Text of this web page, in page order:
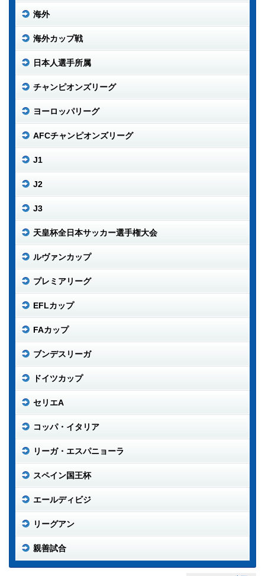
海外
海外カップ戦
日本人選手所属
チャンピオンズリーグ
ヨーロッパリーグ
AFCチャンピオンズリーグ
J1
J2
J3
天皇杯全日本サッカー選手権大会
ルヴァンカップ
プレミアリーグ
EFLカップ
FAカップ
ブンデスリーガ
ドイツカップ
セリエA
コッパ・イタリア
リーガ・エスパニョーラ
スペイン国王杯
エールディビジ
リーグアン
親善試合